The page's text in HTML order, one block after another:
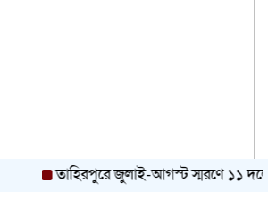
তাহিরপুরে জুলাই-আগস্ট স্মরণে ১১ দলের